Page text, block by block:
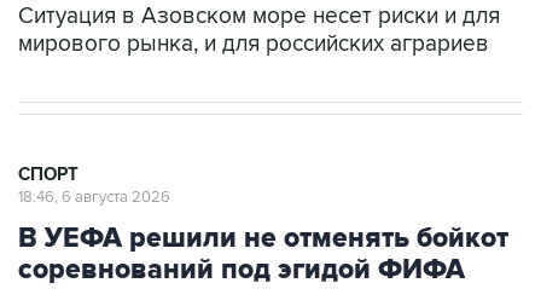
Ситуация в Азовском море несет риски и для
мирового рынка, и для российских аграриев
СПОРТ
18:46, 6 августа 2026
В УЕФА решили не отменять бойкот
соревнований под эгидой ФИФА